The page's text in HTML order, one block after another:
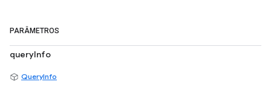
PARÂMETROS
queryInfo
QueryInfo